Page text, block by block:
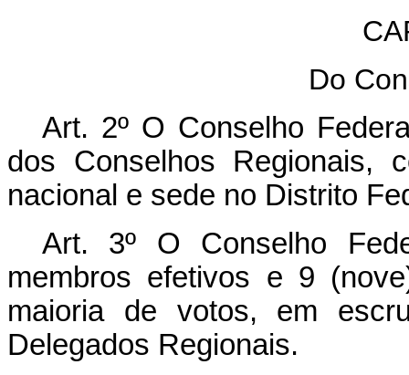
Do
Art. 2º O Conselho
dos Conselhos Regionais,
nacional e sede no Distrito
Art. 3º O Conselho
membros efetivos e 9
maioria de votos, em
Delegados Regionais.